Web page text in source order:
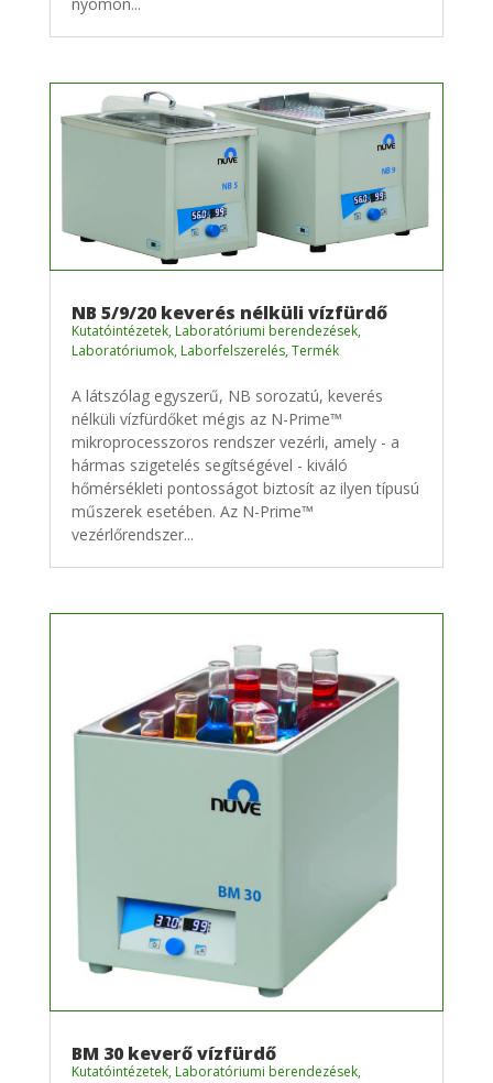
NB 5/9/20 keverés nélküli vízfürdő
Kutatóintézetek, Laboratóriumi berendezések,
Laboratóriumok, Laborfelszerelés,Termék
A látszólag egyszerű, NB sorozatú, keverés
nélküli vízfürdőket mégis az N-Prime™
mikroprocesszoros rendszer vezérli, amely - a
hármas szigetelés segítségével - kiváló
hőmérsékleti pontosságot biztosít az ilyen típusú
műszerek esetében. Az N-Prime™
vezérlőrendszer...
BM 30 keverő vízfürdő
Kutatóintézetek, Laboratóriumi berendezések,